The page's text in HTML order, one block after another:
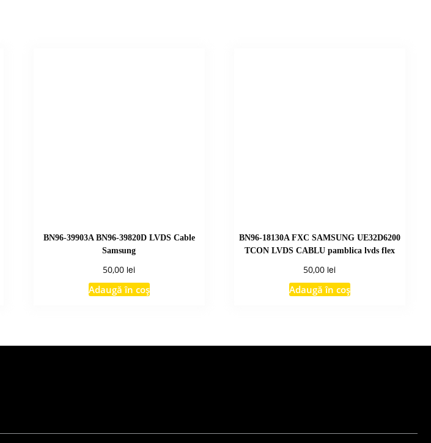
BN96-39903A BN96-39820D LVDS Cable
Samsung
50,00 lei
Adaugă în coș
BN96-18130A FXC SAMSUNG UE32D6200
TCON LVDS CABLU pamblica lvds flex
50,00 lei
Adaugă în coș